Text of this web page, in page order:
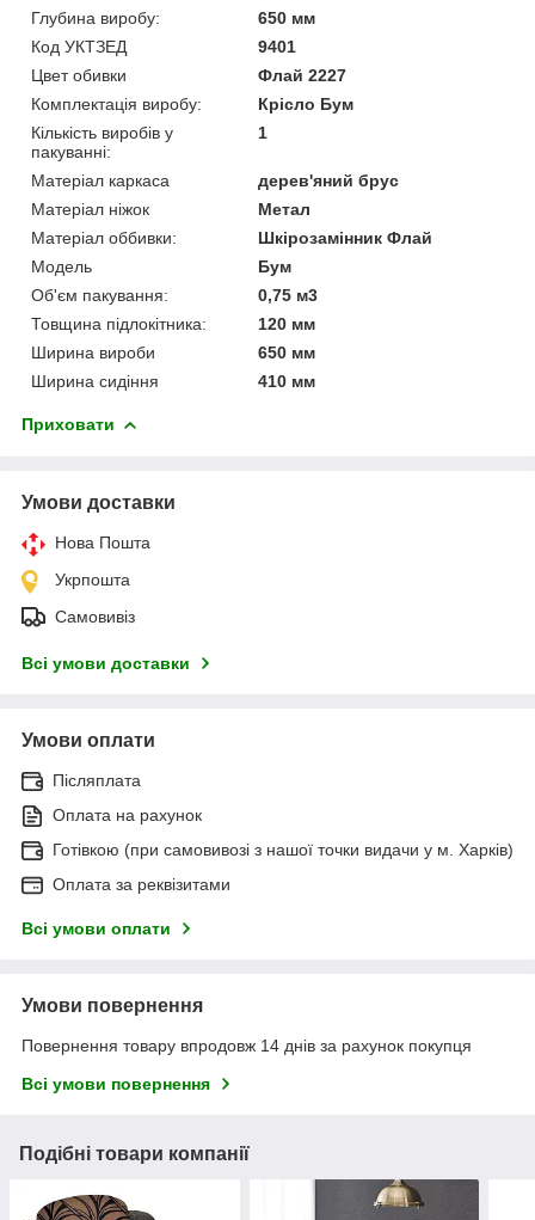
Глубина виробу:
650 мм
Код УКТЗЕД
9401
Цвет обивки
Флай 2227
Комплектація виробу:
Крісло Бум
Кількість виробів у
пакуванні:
1
Матеріал каркаса
дерев'яний брус
Матеріал ніжок
Метал
Матеріал оббивки:
Шкірозамінник Флай
Мoдель
Бум
Об'єм пакування:
0,75 м3
Товщина підлокітника:
120 мм
Ширина вироби
650 мм
Ширина сидіння
410 мм
Приховати
Умови доставки
Нова Пошта
Укрпошта
Самовивіз
Всі умови доставки
Умови оплати
Післяплата
Оплата на рахунок
Готівкою (при самовивозі з нашої точки видачи у м. Харків)
Оплата за реквізитами
Всі умови оплати
Умови повернення
Повернення товару впродовж 14 днів за рахунок покупця
Всі умови повернення
Подібні товари компанії